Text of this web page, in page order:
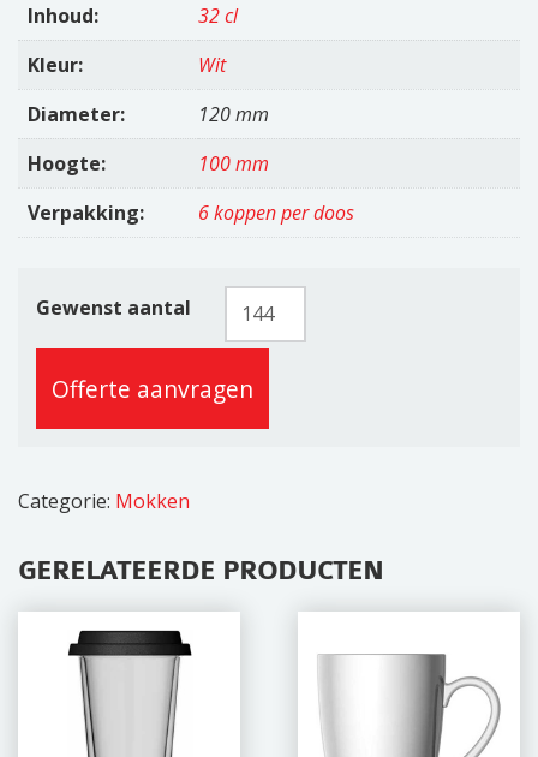
Inhoud:
32 cl
Kleur:
Wit
Diameter:
120 mm
Hoogte:
100 mm
Verpakking:
6 koppen per doos
Gewenst aantal
Pura
32cl
Offerte aanvragen
Categorie: Mokken
GERELATEERDE PRODUCTEN